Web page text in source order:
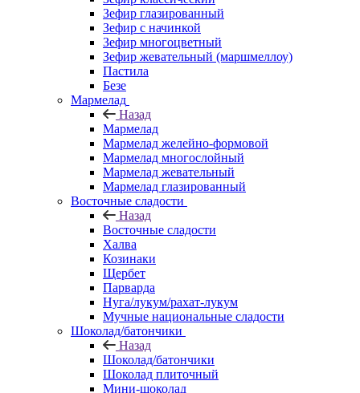
Зефир глазированный
Зефир с начинкой
Зефир многоцветный
Зефир жевательный (маршмеллоу)
Пастила
Безе
Мармелад
Назад
Мармелад
Мармелад желейно-формовой
Мармелад многослойный
Мармелад жевательный
Мармелад глазированный
Восточные сладости
Назад
Восточные сладости
Халва
Козинаки
Щербет
Парварда
Нуга/лукум/рахат-лукум
Мучные национальные сладости
Шоколад/батончики
Назад
Шоколад/батончики
Шоколад плиточный
Мини-шоколад